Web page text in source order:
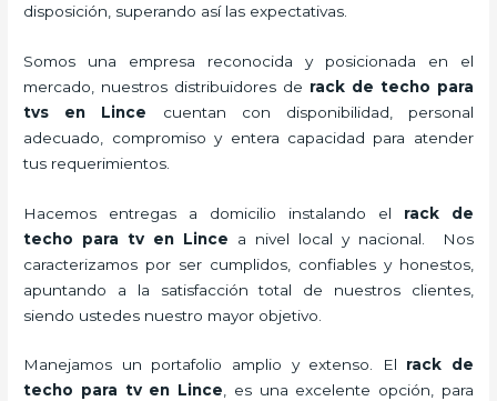
disposición, superando así las expectativas.
Somos una empresa reconocida y posicionada en el
mercado, nuestros distribuidores de rack de techo para
tvs en Lince cuentan con disponibilidad, personal
adecuado, compromiso y entera capacidad para atender
tus requerimientos.
Hacemos entregas a domicilio instalando el rack de
techo para tv en Lince a nivel local y nacional.
Nos
caracterizamos por ser cumplidos, confiables y honestos,
apuntando a la satisfacción total de nuestros clientes,
siendo ustedes nuestro mayor objetivo.
Manejamos un portafolio amplio y extenso. El rack de
techo para tven Lince, es una excelente opción, para